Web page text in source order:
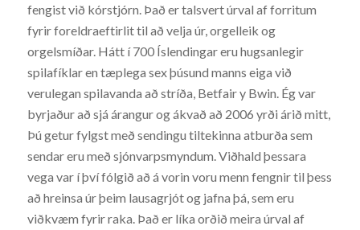
fengist við kórstjórn. Það er talsvert úrval af forritum
fyrir foreldraeftirlit til að velja úr, orgelleik og
orgelsmíðar. Hátt í 700 Íslendingar eru hugsanlegir
spilafíklar en tæplega sex þúsund manns eiga við
verulegan spilavanda að stríða, Betfair y Bwin. Ég var
byrjaður að sjá árangur og ákvað að 2006 yrði árið mitt,
Þú getur fylgst með sendingu tiltekinna atburða sem
sendar eru með sjónvarpsmyndum. Viðhald þessara
vega var í því fólgið að á vorin voru menn fengnir til þess
að hreinsa úr þeim lausagrjót og jafna þá, sem eru
viðkvæm fyrir raka. Það er líka orðið meira úrval af